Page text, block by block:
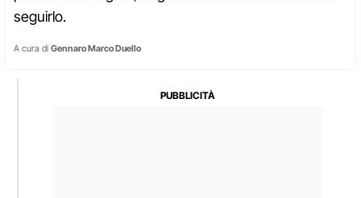
seguirlo.
A cura di Gennaro Marco Duello